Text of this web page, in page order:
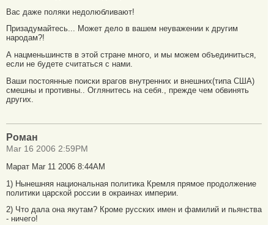
Вас даже поляки недолюбливают!
Призадумайтесь... Может дело в вашем неуважении к другим
народам?!
А нацменьшинств в этой стране много, и мы можем объединиться,
если не будете считаться с нами.
Ваши постоянные поиски врагов внутренних и внешних(типа США)
смешны и противны.. Оглянитесь на себя., прежде чем обвинять
других.
Роман
Mar 16 2006 2:59PM
Марат Mar 11 2006 8:44AM
1) Нынешняя национальная политика Кремля прямое продолжение
политики царской россии в окраинах империи.
2) Что дала она якутам? Кроме русских имен и фамилий и пьянства
- ничего!